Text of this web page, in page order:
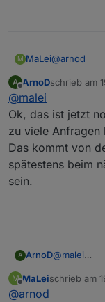
M MaLei@arnod
Ok, jetzt ist
Jetzt
javascript.0
A
Offline
ArnoDschrieb am
zuletzt
@malei
Ok, das ist jetzt
zu viele Anfragen
Das kommt von
spätestens beim
sein.
A ArnoD@malei
zu viele
M
Offline
MaLeischrieb am
zuletzt
@arnod